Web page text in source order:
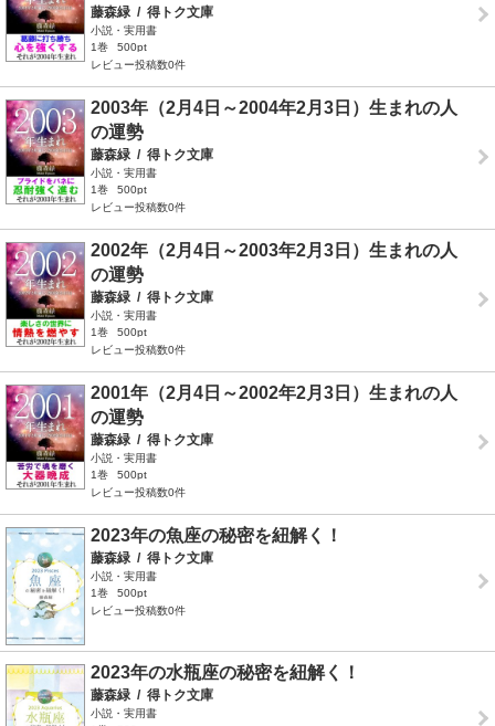
藤森緑 / 得トク文庫
小説・実用書
1巻
500pt
レビュー投稿数0件
2003年（2月4日～2004年2月3日）生まれの人
の運勢
藤森緑 / 得トク文庫
小説・実用書
1巻
500pt
レビュー投稿数0件
2002年（2月4日～2003年2月3日）生まれの人
の運勢
藤森緑 / 得トク文庫
小説・実用書
1巻
500pt
レビュー投稿数0件
2001年（2月4日～2002年2月3日）生まれの人
の運勢
藤森緑 / 得トク文庫
小説・実用書
1巻
500pt
レビュー投稿数0件
2023年の魚座の秘密を紐解く！
藤森緑 / 得トク文庫
小説・実用書
1巻
500pt
レビュー投稿数0件
2023年の水瓶座の秘密を紐解く！
藤森緑 / 得トク文庫
小説・実用書